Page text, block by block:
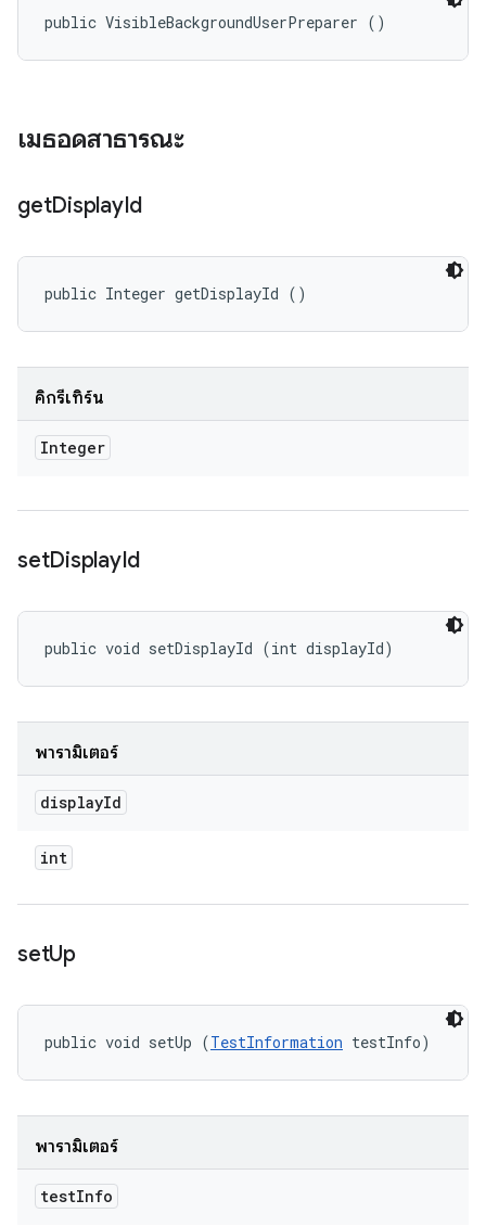
public VisibleBackgroundUserPreparer ()
เมธอดสาธารณะ
getDisplayId
public Integer getDisplayId ()
คิกรีเทิร์น
Integer
setDisplayId
public void setDisplayId (int displayId)
พารามิเตอร์
displayId
int
setUp
public void setUp (TestInformation testInfo)
พารามิเตอร์
testInfo